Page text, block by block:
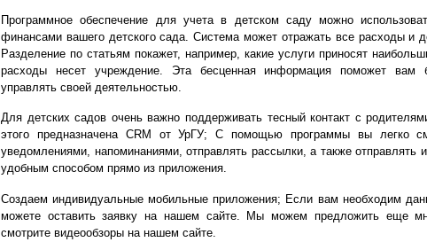
Программное обеспечение для учета в детском саду можно
финансами вашего детского сада. Система может отражать все расходы и
Разделение по статьям покажет, например, какие услуги приносят
расходы несет учреждение. Эта бесценная информация поможет вам
управлять своей деятельностью.
Для детских садов очень важно поддерживать тесный контакт с
этого предназначена CRM от УрГУ; С помощью программы вы легко
уведомлениями, напоминаниями, отправлять рассылки, а также
удобным способом прямо из приложения.
Создаем индивидуальные мобильные приложения; Если вам необходим
можете оставить заявку на нашем сайте. Мы можем предложить еще
смотрите видеообзоры на нашем сайте.